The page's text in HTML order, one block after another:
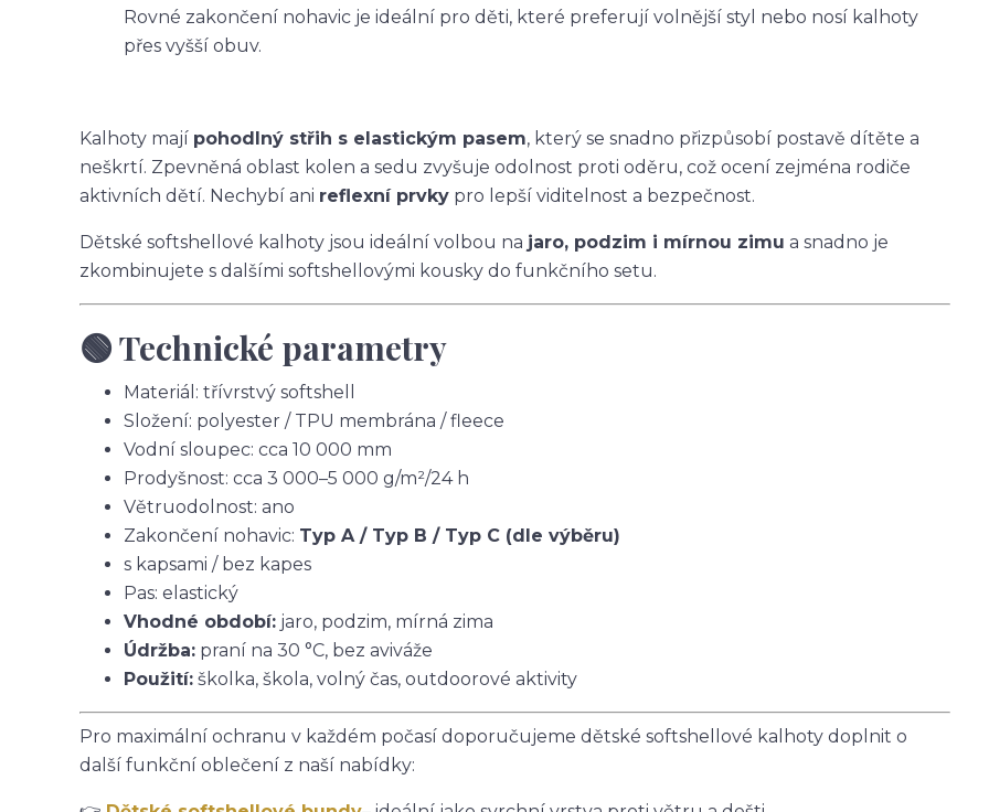
Rovné zakončení nohavic je ideální pro děti, které preferují volnější styl nebo nosí kalhoty
přes vyšší obuv.
Kalhoty mají pohodlný střih s elastickým pasem, který se snadno přizpůsobí postavě dítěte a
neškrtí. Zpevněná oblast kolen a sedu zvyšuje odolnost proti oděru, což ocení zejména rodiče
aktivních dětí. Nechybí ani reflexní prvky pro lepší viditelnost a bezpečnost.
Dětské softshellové kalhoty jsou ideální volbou na jaro, podzim i mírnou zimu a snadno je
zkombinujete s dalšími softshellovými kousky do funkčního setu.
🟢 Technické parametry
Materiál: třívrstvý softshell
Složení: polyester / TPU membrána / fleece
Vodní sloupec: cca 10 000 mm
Prodyšnost: cca 3 000–5 000 g/m²/24 h
Větruodolnost: ano
Zakončení nohavic: Typ A / Typ B / Typ C (dle výběru)
s kapsami / bez kapes
Pas: elastický
Vhodné období: jaro, podzim, mírná zima
Údržba: praní na 30 °C, bez aviváže
Použití: školka, škola, volný čas, outdoorové aktivity
Pro maximální ochranu v každém počasí doporučujeme dětské softshellové kalhoty doplnit o
další funkční oblečení z naší nabídky: